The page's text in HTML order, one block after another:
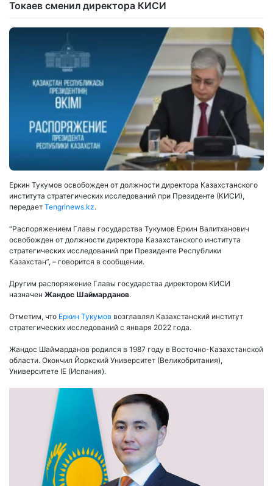
Токаев сменил директора КИСИ
Еркин Тукумов освобожден от должности директора Казахстанского
института стратегических исследований при Президенте (КИСИ),
передает Tengrinews.kz.
“Распоряжением Главы государства Тукумов Еркин Валитханович
освобожден от должности директора Казахстанского института
стратегических исследований при Президенте Республики
Казахстан”, – говорится в сообщении.
Другим распоряжение Главы государства директором КИСИ
назначен Жандос Шаймарданов.
Отметим, что Еркин Тукумов возглавлял Казахстанский институт
стратегических исследований с января 2022 года.
Жандос Шаймарданов родился в 1987 году в Восточно-Казахстанской
области. Окончил Йоркский Университет (Великобритания),
Университете IE (Испания).